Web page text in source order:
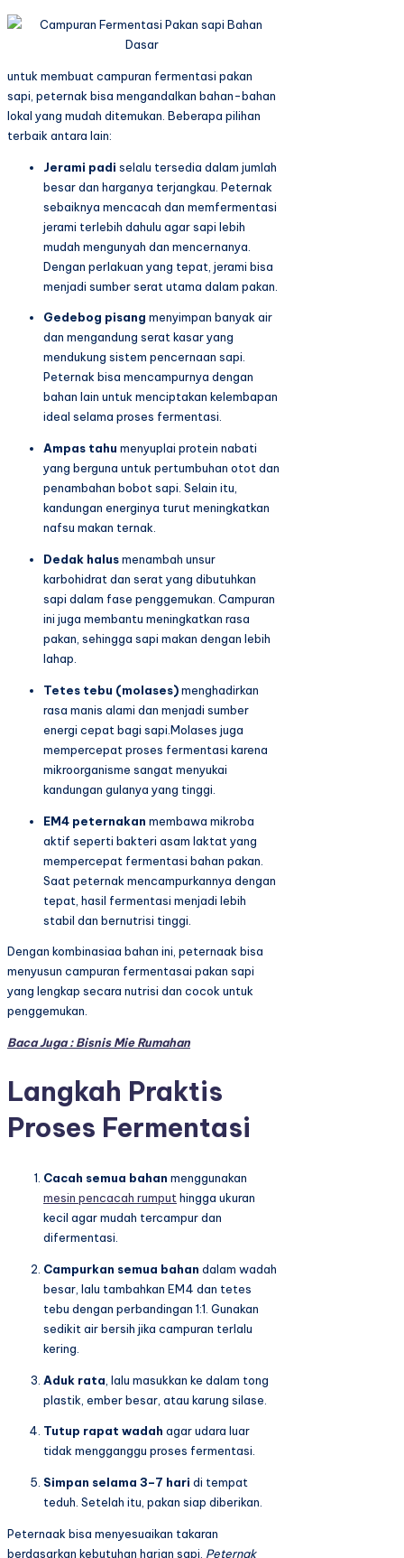
untuk membuat campuran fermentasi pakan
sapi, peternak bisa mengandalkan bahan-bahan
lokal yang mudah ditemukan. Beberapa pilihan
terbaik antara lain:
Jerami padi selalu tersedia dalam jumlah
besar dan harganya terjangkau. Peternak
sebaiknya mencacah dan memfermentasi
jerami terlebih dahulu agar sapi lebih
mudah mengunyah dan mencernanya.
Dengan perlakuan yang tepat, jerami bisa
menjadi sumber serat utama dalam pakan.
Gedebog pisang menyimpan banyak air
dan mengandung serat kasar yang
mendukung sistem pencernaan sapi.
Peternak bisa mencampurnya dengan
bahan lain untuk menciptakan kelembapan
ideal selama proses fermentasi.
Ampas tahu menyuplai protein nabati
yang berguna untuk pertumbuhan otot dan
penambahan bobot sapi. Selain itu,
kandungan energinya turut meningkatkan
nafsu makan ternak.
Dedak halusmenambah unsur
karbohidrat dan serat yang dibutuhkan
sapi dalam fase penggemukan. Campuran
ini juga membantu meningkatkan rasa
pakan, sehingga sapi makan dengan lebih
lahap.
Tetes tebu (molases)menghadirkan
rasa manis alami dan menjadi sumber
energi cepat bagi sapi.Molases juga
mempercepat proses fermentasi karena
mikroorganisme sangat menyukai
kandungan gulanya yang tinggi.
EM4 peternakan membawa mikroba
aktif seperti bakteri asam laktat yang
mempercepat fermentasi bahan pakan.
Saat peternak mencampurkannya dengan
tepat, hasil fermentasi menjadi lebih
stabil dan bernutrisi tinggi.
Dengan kombinasiaa bahan ini, peternaak bisa
menyusun campuran fermentasai pakan sapi
yang lengkap secara nutrisi dan cocok untuk
penggemukan.
Baca Juga : Bisnis Mie Rumahan
Langkah Praktis
Proses Fermentasi
Cacah semua bahan menggunakan
mesin pencacah rumput hingga ukuran
kecil agar mudah tercampur dan
difermentasi.
Campurkan semua bahan dalam wadah
besar, lalu tambahkan EM4 dan tetes
tebu dengan perbandingan 1:1. Gunakan
sedikit air bersih jika campuran terlalu
kering.
Aduk rata , lalu masukkan ke dalam tong
plastik, ember besar, atau karung silase.
Tutup rapat wadah agar udara luar
tidak mengganggu proses fermentasi.
Simpan selama 3–7 hari di tempat
teduh. Setelah itu, pakan siap diberikan.
Peternaak bisa menyesuaikan takaran
berdasarkan kebutuhan harian sapi. Peternak